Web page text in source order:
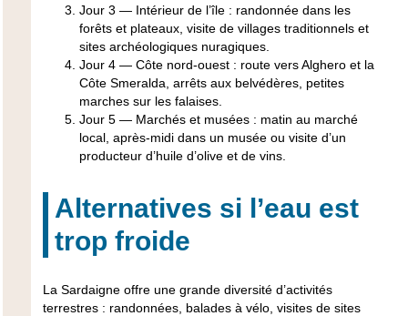
Jour 3 — Intérieur de l’île : randonnée dans les
forêts et plateaux, visite de villages traditionnels et
sites archéologiques nuragiques.
Jour 4 — Côte nord-ouest : route vers Alghero et la
Côte Smeralda, arrêts aux belvédères, petites
marches sur les falaises.
Jour 5 — Marchés et musées : matin au marché
local, après-midi dans un musée ou visite d’un
producteur d’huile d’olive et de vins.
Alternatives si l’eau est
trop froide
La Sardaigne offre une grande diversité d’activités
terrestres : randonnées, balades à vélo, visites de sites